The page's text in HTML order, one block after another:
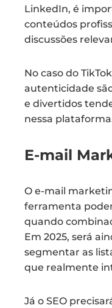
LinkedIn, é
conteúdos
discussões
No caso do
autenticidade
e divertidos
nessa
E-mail
O e-mail
ferramenta
quando
Em 2025, será
segmentar as
que realmente
Já o SEO